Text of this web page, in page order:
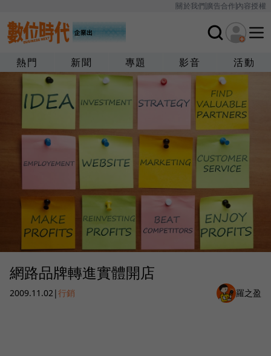
關於我們廣告合作內容授權
熱門 新聞 專題 影音 活動
網路品牌轉進實體開店
2009.11.02|行銷 羅之盈